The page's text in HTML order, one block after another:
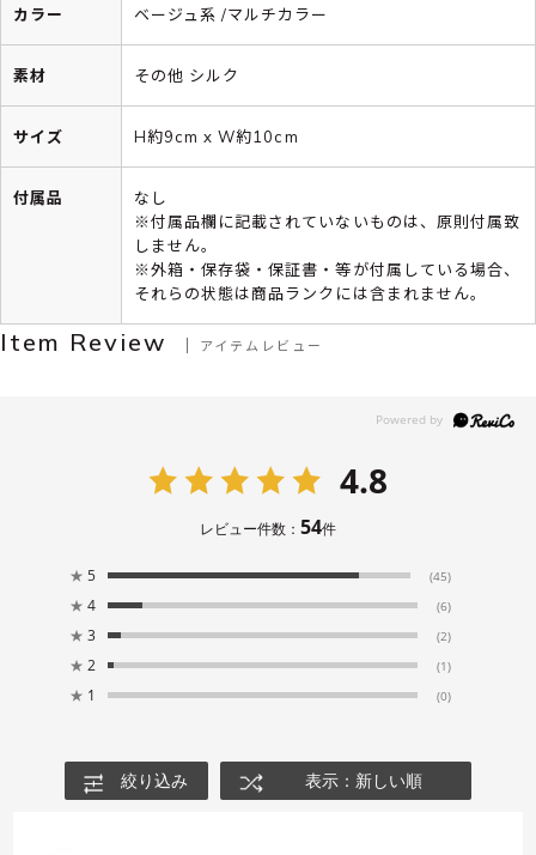
カラー ベージュ系 /マルチカラー
素材 その他 シルク
サイズ H約9cm x W約10cm
付属品
なし
※付属品欄に記載されていないものは、原則付属致
しません。
※外箱・保存袋・保証書・等が付属している場合、
それらの状態は商品ランクには含まれません。
Item Review アイテムレビュー
4.8
レビュー件数： 54件
★ 5 (45)
★ 4 (6)
★ 3 (2)
★ 2 (1)
★ 1 (0)
絞り込み 表示：新しい順